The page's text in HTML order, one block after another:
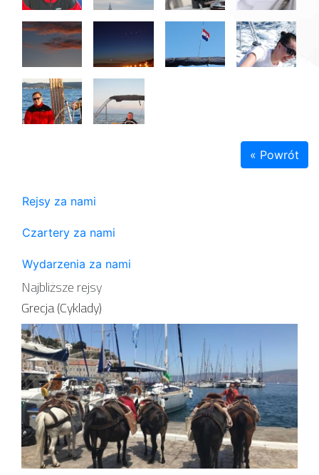
« Powrót
Rejsy za nami
Czartery za nami
Wydarzenia za nami
Najbliższe rejsy
Grecja (Cyklady)